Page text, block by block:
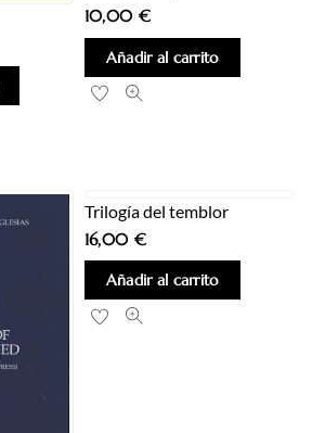
10,00 €
Añadir al carrito
Trilogía del temblor
16,00 €
Añadir al carrito